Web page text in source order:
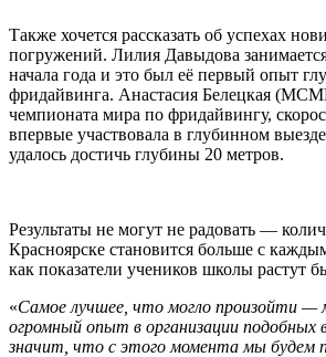
Также хочется рассказать об успехах
погружений. Лилия Давыдова
начала года и это был её первый опыт
фридайвинга. Анастасия Белецкая
чемпионата мира по фридайвингу,
впервые участвовала в глубинном
удалось достичь глубины 20 метров.
Результаты не могут не радовать —
Красноярске становится больше с
как показатели учеников школы растут
«Самое лучшее, что могло произойти —
огромный опыт в организации подобных
значит, что с этого момента мы будем